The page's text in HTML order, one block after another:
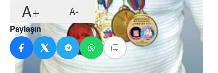
A+ A-
Paylaşın